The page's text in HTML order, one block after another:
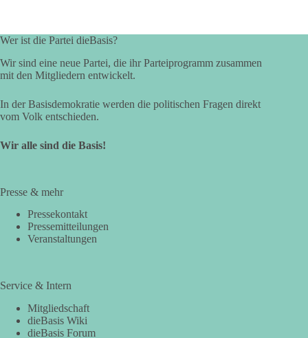
Wer ist die Partei dieBasis?
Wir sind eine neue Partei, die ihr Parteiprogramm zusammen
mit den Mitgliedern entwickelt.
In der Basisdemokratie werden die politischen Fragen direkt
vom Volk entschieden.
Wir alle sind die Basis!
Presse & mehr
Pressekontakt
Pressemitteilungen
Veranstaltungen
Service & Intern
Mitgliedschaft
dieBasis Wiki
dieBasis Forum